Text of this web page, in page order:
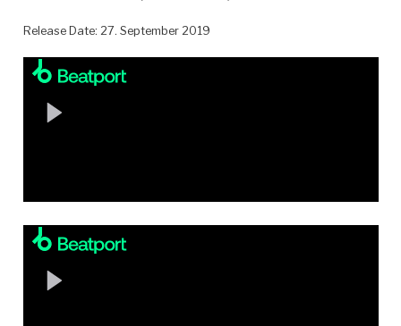
Release Date: 27. September 2019